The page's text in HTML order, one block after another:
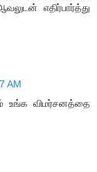
எதிர்பார்த்து
AM
விமர்சனத்தை